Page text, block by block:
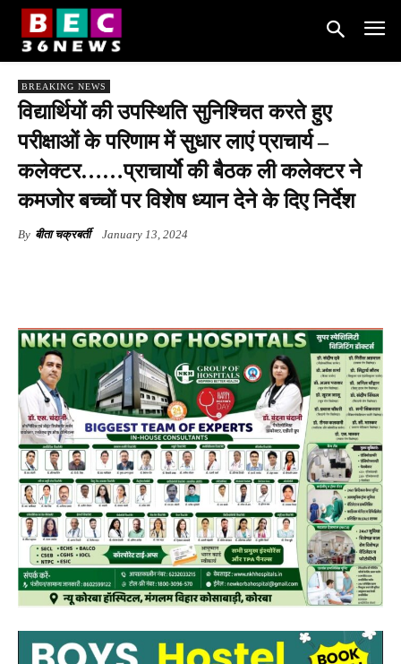
BREAKING NEWS
विद्यार्थियों की उपस्थिति सुनिश्चित करते हुए
परीक्षाओं के परिणाम में सुधार लाएं प्राचार्य –
कलेक्टर……प्राचार्याे की बैठक ली कलेक्टर ने
कमजोर बच्चों पर विशेष ध्यान देने के दिए निर्देश
By बीता चक्रबर्ती January 13, 2024